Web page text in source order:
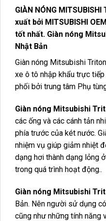
GIÀN NÓNG
xuất bởi MITSUBISHI
tốt nhất. Giàn nóng
Nhật Bản
Giàn nóng Mitsubishi
xe ô tô nhập khẩu trực
phối bởi trung tâm Phụ
Giàn nóng Mitsubishi
các ống và các cánh tản
phía trước của két nước.
nhiệm vụ giúp giảm nhiệt
dạng hơi thành dạng lỏng
trong quá trình hoạt động..
Giàn nóng Mitsubishi
Bản. Nên người sử dụng
cũng như những tính năng